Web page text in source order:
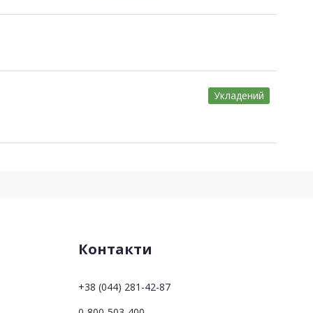
Укладений
Контакти
+38 (044) 281-42-87